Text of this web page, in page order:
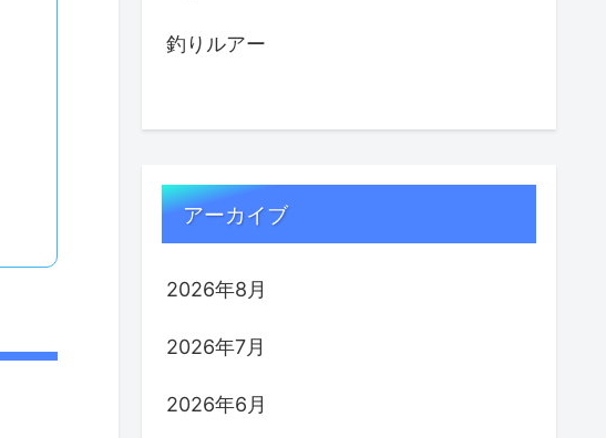
釣りルアー
アーカイブ
2026年8月
2026年7月
2026年6月